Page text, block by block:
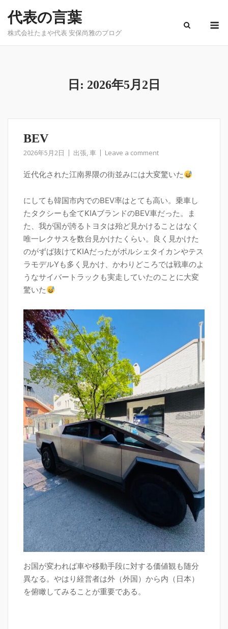
content
代表の言葉
株式会社たまや代表 安保尚雅のブログ
日: 2026年5月2日
BEV
2026年5月2日 出張,車 Leave a comment
近代化された江南界隈の街並みには大変驚いた
にしても韓国市内でのBEV率はとても高い。乗車し
たタクシーも全てKIAブランドのBEV車だった。ま
た、我が国が誇るトヨタは殆ど見かけることはなく
唯一レクサスを数台見かけたくらい。良く見かけた
のがずば抜けてKIAだったがポルシェタイカンやテス
ラモデルYも多く見かけ、かわりどころでは戦車のよ
うなサイバートラックも実走していたのことに大変
驚いた
お国が変われば車や移動手段に対する価値観も随分
異なる。やはり経営者は外（外国）から内（日本）
を俯瞰してみることが重要である。